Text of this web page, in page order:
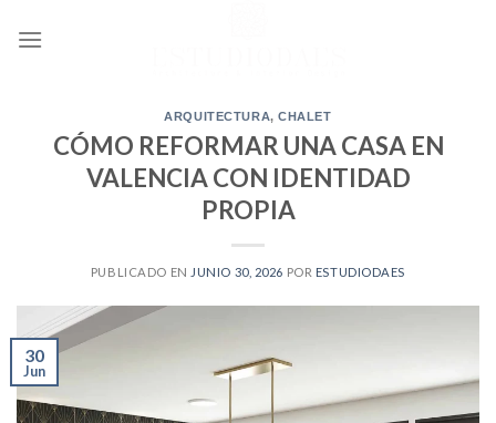
ARQUITECTURA,CHALET
CÓMO REFORMAR UNA CASA EN
VALENCIA CON IDENTIDAD
PROPIA
PUBLICADO EN JUNIO 30, 2026 POR ESTUDIODAES
30
Jun